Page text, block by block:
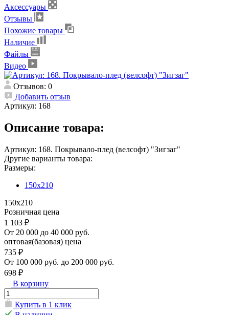
Аксессуары
Отзывы
Похожие товары
Наличие
Файлы
Видео
Отзывов: 0
Добавить отзыв
Артикул: 168
Описание товара:
Артикул: 168. Покрывало-плед (велсофт) "Зигзаг"
Другие варианты товара:
Размеры:
150х210
150х210
Розничная цена
1 103 ₽
От 20 000 до 40 000 руб.
оптовая(базовая) цена
735 ₽
От 100 000 руб. до 200 000 руб.
698 ₽
В корзину
Купить в 1 клик